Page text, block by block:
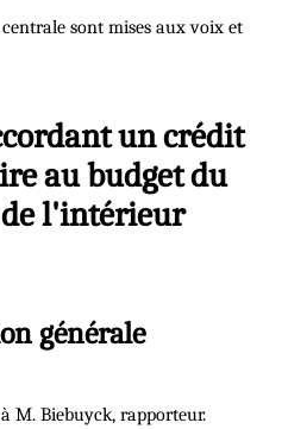
sont mises aux voix et
un crédit
au budget du
l'intérieur
générale
M. Biebuyck, rapporteur.